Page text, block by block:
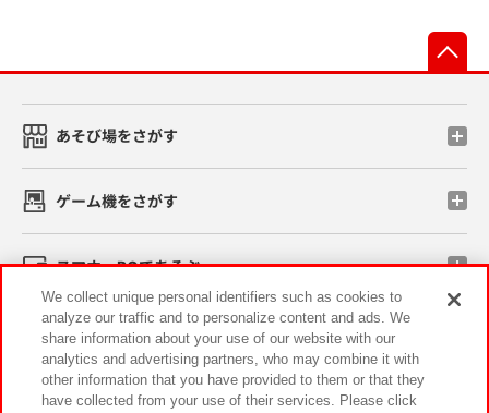
あそび場をさがす
ゲーム機をさがす
スマホ・PCであそぶ
イベント・キャンペーン
We collect unique personal identifiers such as cookies to
analyze our traffic and to personalize content and ads. We
share information about your use of our website with our
analytics and advertising partners, who may combine it with
other information that you have provided to them or that they
have collected from your use of their services. Please click